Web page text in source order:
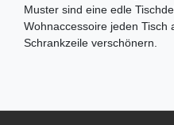
Muster sind eine edle
Wohnaccessoire jeden
Schrankzeile verschönern.